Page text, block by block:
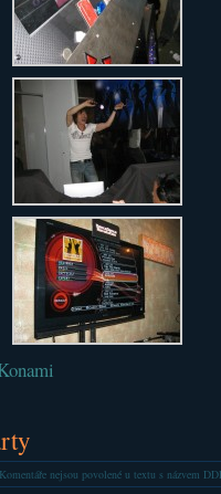
Komentáře nejsou povolenéu textu s názvem